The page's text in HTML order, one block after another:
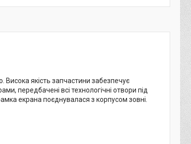
Висока якість запчастини забезпечує
передбачені всі технологічні отвори під
екрана поєднувалася з корпусом зовні.